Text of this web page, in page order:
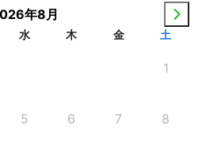
年8月
水 木 金 土
1
5 6 7 8